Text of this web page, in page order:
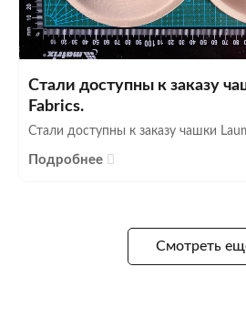
Стали доступны к заказу
Fabrics.
Стали доступны к заказу чашки
Подробнее
Смотреть